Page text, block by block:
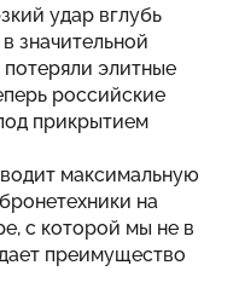
удар вглубь
значительной
элитные
российские
прикрытием
максимальную
на
с которой мы не в
преимущество